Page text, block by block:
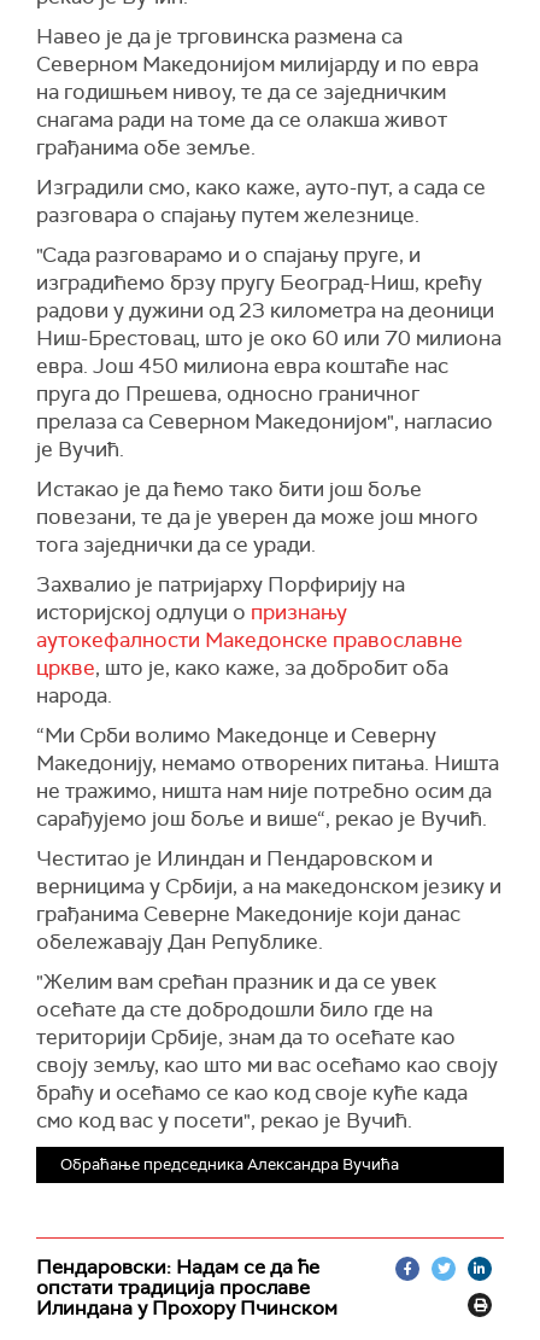
Навео је да је трговинска размена са
Северном Македонијом милијарду и по евра
на годишњем нивоу, те да се заједничким
снагама ради на томе да се олакша живот
грађанима обе земље.
Изградили смо, како каже, ауто-пут, а сада се
разговара о спајању путем железнице.
"Сада разговарамо и о спајању пруге, и
изградићемо брзу пругу Београд-Ниш, крећу
радови у дужини од 23 километра на деоници
Ниш-Брестовац, што је око 60 или 70 милиона
евра. Још 450 милиона евра коштаће нас
пруга до Прешева, односно граничног
прелаза са Северном Македонијом", нагласио
је Вучић.
Истакао је да ћемо тако бити још боље
повезани, те да је уверен да може још много
тога заједнички да се уради.
Захвалио је патријарху Порфирију на
историјској одлуци о признању
аутокефалности Македонске православне
цркве, што је, како каже, за добробит оба
народа.
“Ми Срби волимо Македонце и Северну
Македонију, немамо отворених питања. Ништа
не тражимо, ништа нам није потребно осим да
сарађујемо још боље и више“, рекао је Вучић.
Честитао је Илиндан и Пендаровском и
верницима у Србији, а на македонском језику и
грађанима Северне Македоније који данас
обележавају Дан Републике.
"Желим вам срећан празник и да се увек
осећате да сте добродошли било где на
територији Србије, знам да то осећате као
своју земљу, као што ми вас осећамо као своју
браћу и осећамо се као код своје куће када
смо код вас у посети", рекао је Вучић.
Обраћање председника Александра Вучића
Пендаровски: Надам се да ће
опстати традиција прославе
Илиндана у Прохору Пчинском